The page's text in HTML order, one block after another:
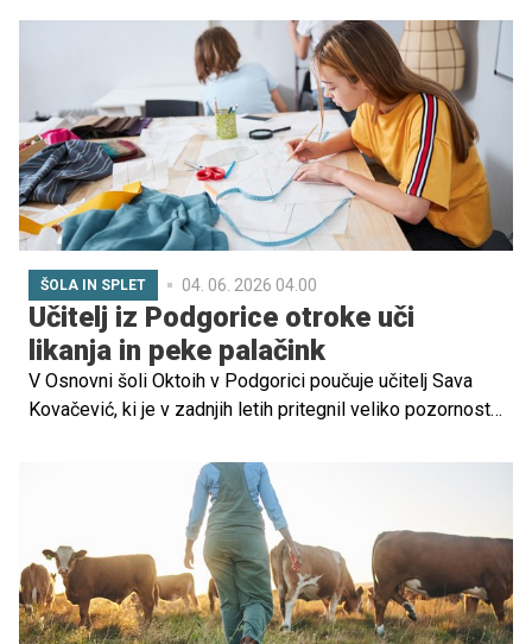
tesnobe ali strahu pred novimi situacijami. Razlog ni le v
domišljiji, temveč tudi v tem, kako so njihovi možgani še v
ŠOLA IN SPLET 04. 06. 2026 04.00
Učitelj iz Podgorice otroke uči
likanja in peke palačink
V Osnovni šoli Oktoih v Podgorici poučuje učitelj Sava
Kovačević, ki je v zadnjih letih pritegnil veliko pozornosti
poučevanju. Številni ga opisujejo kot pedagoga, ki
učencem ne podaja le učne snovi, temveč jih pripravlja
tudi na vsakdanje življenje.